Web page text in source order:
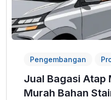
Pengembangan
Jual Bagasi Atap
Murah Bahan